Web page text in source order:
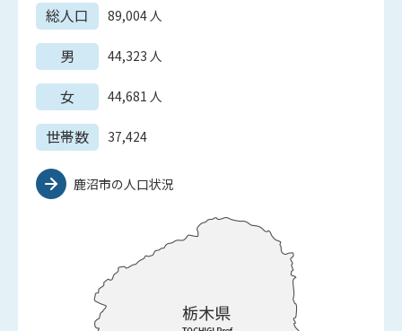
総人口 89,004人
男 44,323 人
女 44,681 人
世帯数 37,424
鹿沼市の人口状況